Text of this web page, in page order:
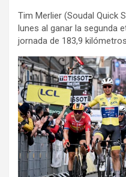
Tim Merlier (Soudal Quick
lunes al ganar la segunda
jornada de 183,9